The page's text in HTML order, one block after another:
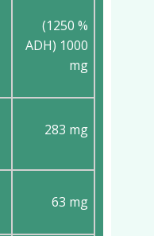
(1250 %
ADH) 1000
mg
283 mg
63 mg